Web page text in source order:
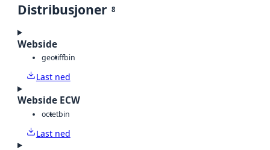
Distribusjoner 8
Webside
geotiffbin
Last ned
Webside ECW
octetbin
Last ned